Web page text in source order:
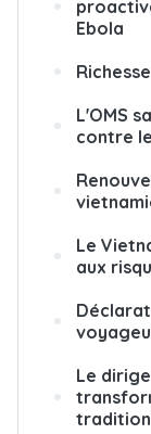
Ebola
L'OMS
contre
Le
aux
Le